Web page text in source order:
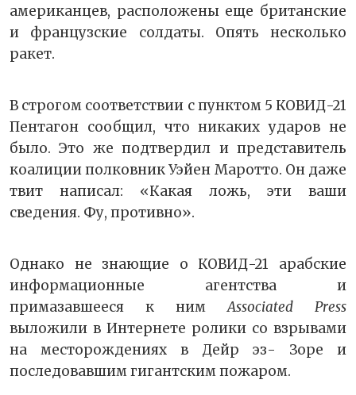
американцев, расположены еще британские
и французские солдаты. Опять несколько
ракет.
В строгом соответствии с пунктом 5 КОВИД-21
Пентагон сообщил, что никаких ударов не
было. Это же подтвердил и представитель
коалиции полковник Уэйен Маротто. Он даже
твит написал: «Какая ложь, эти ваши
сведения. Фу, противно».
Однако не знающие о КОВИД-21 арабские
информационные агентства и
примазавшееся к нимAssociated Press
выложили в Интернете ролики со взрывами
на месторождениях в Дейр эз- Зоре и
последовавшим гигантским пожаром.